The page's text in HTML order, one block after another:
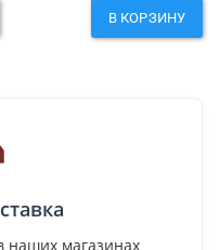
В КОРЗИНУ
наших магазинах